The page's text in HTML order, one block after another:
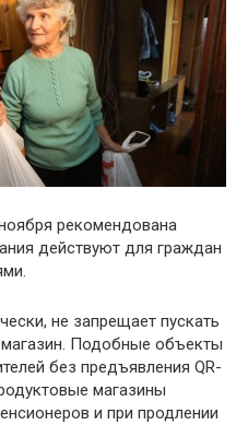
рекомендована
действуют для граждан
не запрещает пускать
Подобные объекты
без предъявления QR-
магазины
и при продлении